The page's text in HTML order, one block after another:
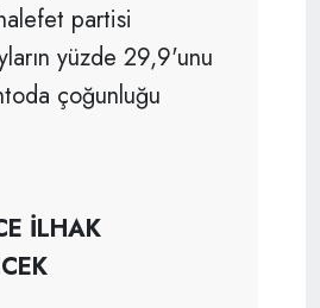
partisi
yüzde 29,9'unu
çoğunluğu
İLHAK